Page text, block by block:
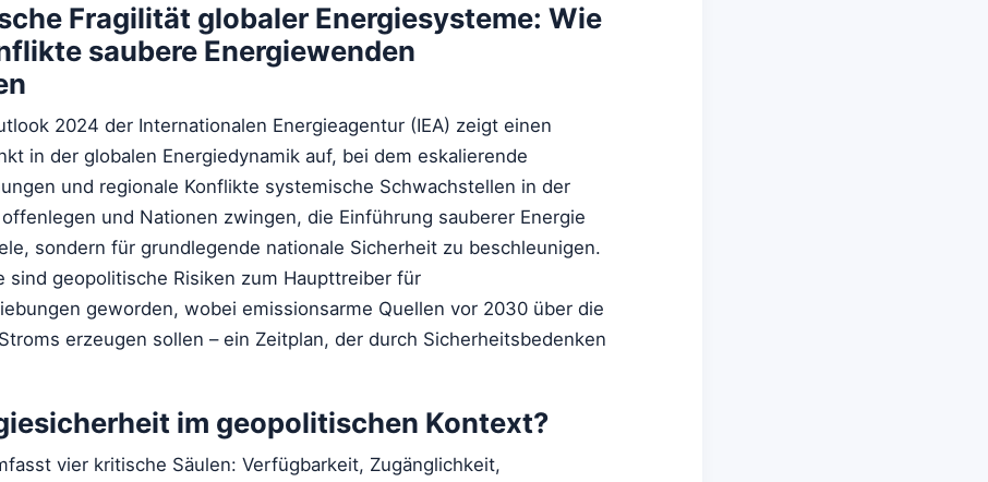
Fragilität globaler Energiesysteme: Wie
saubere Energiewenden
2024 der Internationalen Energieagentur (IEA) zeigt einen
in der globalen Energiedynamik auf, bei dem eskalierende
und regionale Konflikte systemische Schwachstellen in der
und Nationen zwingen, die Einführung sauberer Energie
sondern für grundlegende nationale Sicherheit zu beschleunigen.
sind geopolitische Risiken zum Haupttreiber für
geworden, wobei emissionsarme Quellen vor 2030 über die
erzeugen sollen – ein Zeitplan, der durch Sicherheitsbedenken
im geopolitischen Kontext?
vier kritische Säulen: Verfügbarkeit, Zugänglichkeit,